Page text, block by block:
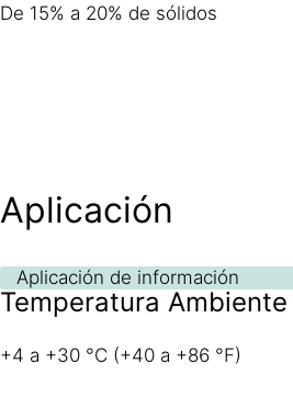
De 15% a 20% de sólidos
Aplicación
Aplicación de información
Temperatura Ambiente
+4 a +30 °C (+40 a +86 °F)